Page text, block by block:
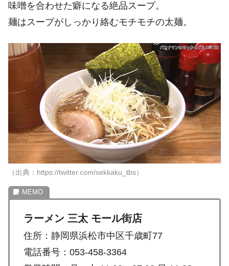
味噌を合わせた癖になる絶品スープ。
麺はスープがしっかり絡むモチモチの太麺。
（出典：https://twitter.com/sekkaku_tbs）
ラーメン 三太 モール街店
住所：静岡県浜松市中区千歳町77
電話番号：053-458-3364